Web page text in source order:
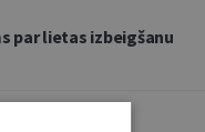
par lietas izbeigšanu